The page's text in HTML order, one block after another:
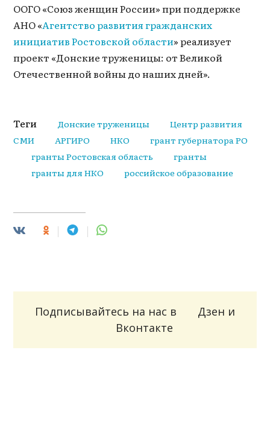
ООГО «Союз женщин России» при поддержке
АНО «Агентство развития гражданских
инициатив Ростовской области» реализует
проект «Донские труженицы: от Великой
Отечественной войны до наших дней».
Теги Донские труженицы
Центр развития
СМИ
АРГИРО НКО
грант губернатора РО
гранты Ростовская область
гранты
гранты для НКО
российское образование
Подписывайтесь на нас в Дзен и
Вконтакте